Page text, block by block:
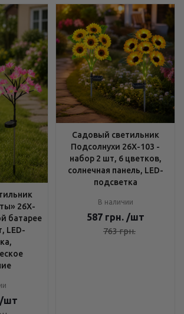
26X-
батарее
LED-
/шт
Садовый светильник
Подсолнухи 26X-103 -
набор 2 шт, 6 цветков,
солнечная панель, LED-
подсветка
В наличии
587 грн. /шт
763грн.